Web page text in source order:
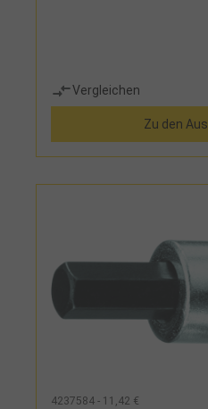
Vergleichen
Zu den
4237584 - 11,42 €